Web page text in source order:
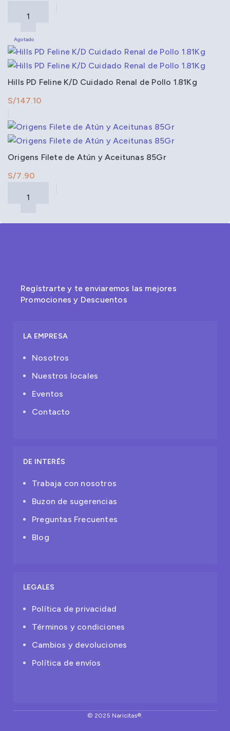
Agotado
Hills PD Feline K/D Cuidado Renal de Pollo 1.81Kg
S/
Origens Filete de Atún y Aceitunas 85Gr
S/
Regístrarte y te enviaremos las mejores
Promociones y Descuentos
LA EMPRESA
Nosotros
Nuestros locales
Eventos
Contacto
DE INTERÉS
Trabaja con nosotros
Buzon de sugerencias
Preguntas Frecuentes
Blog
LEGALES
Política de privacidad
Términos y condiciones
Cambios y devoluciones
Política de envíos
© 2025 Naricitas®.